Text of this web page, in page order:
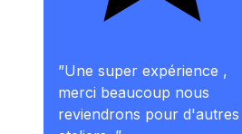
”Une super expérience ,
merci beaucoup nous
reviendrons pour d'autres